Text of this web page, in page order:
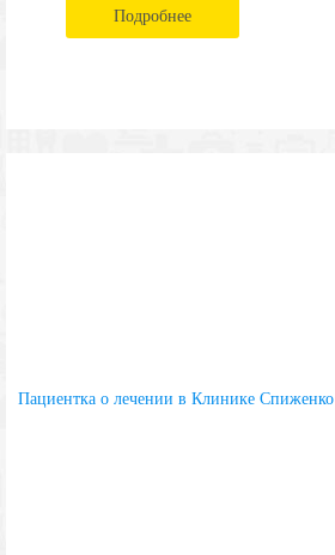
Подробнее
Пациентка о лечении в Клинике Спиженко